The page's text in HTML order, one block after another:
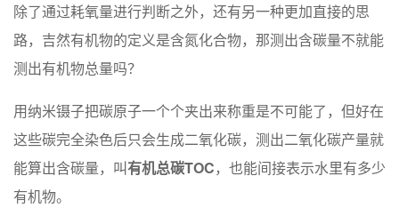
除了通过耗氧量进行判断之外，还有另一种更加直接的思
路，吉然有机物的定义是含氮化合物，那测出含碳量不就能
测出有机物总量吗？
用纳米镊子把碳原子一个个夹出来称重是不可能了，但好在
这些碳完全染色后只会生成二氧化碳，测出二氧化碳产量就
能算出含碳量，叫有机总碳TOC，也能间接表示水里有多少
有机物。